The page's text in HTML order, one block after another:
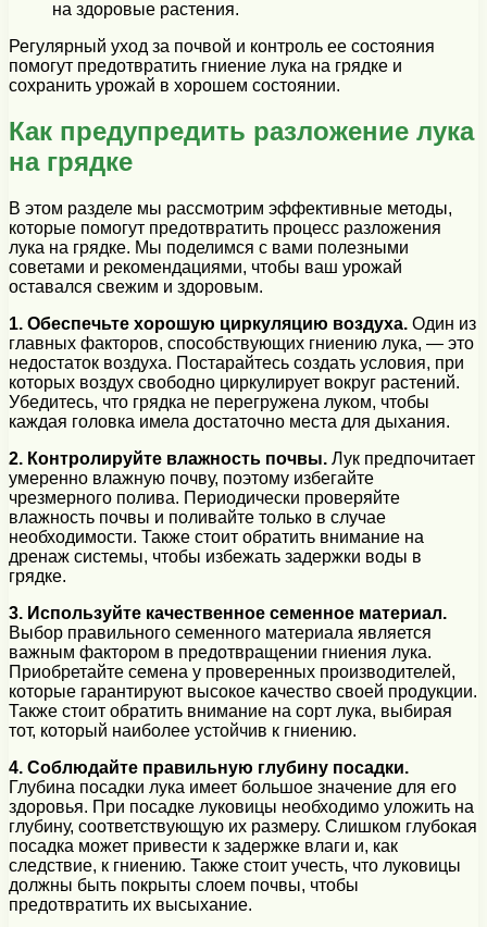
на здоровые растения.
Регулярный уход за почвой и контроль ее состояния
помогут предотвратить гниение лука на грядке и
сохранить урожай в хорошем состоянии.
Как предупредить разложение лука
на грядке
В этом разделе мы рассмотрим эффективные методы,
которые помогут предотвратить процесс разложения
лука на грядке. Мы поделимся с вами полезными
советами и рекомендациями, чтобы ваш урожай
оставался свежим и здоровым.
1. Обеспечьте хорошую циркуляцию воздуха. Один из
главных факторов, способствующих гниению лука, — это
недостаток воздуха. Постарайтесь создать условия, при
которых воздух свободно циркулирует вокруг растений.
Убедитесь, что грядка не перегружена луком, чтобы
каждая головка имела достаточно места для дыхания.
2. Контролируйте влажность почвы. Лук предпочитает
умеренно влажную почву, поэтому избегайте
чрезмерного полива. Периодически проверяйте
влажность почвы и поливайте только в случае
необходимости. Также стоит обратить внимание на
дренаж системы, чтобы избежать задержки воды в
грядке.
3. Используйте качественное семенное материал.
Выбор правильного семенного материала является
важным фактором в предотвращении гниения лука.
Приобретайте семена у проверенных производителей,
которые гарантируют высокое качество своей продукции.
Также стоит обратить внимание на сорт лука, выбирая
тот, который наиболее устойчив к гниению.
4. Соблюдайте правильную глубину посадки.
Глубина посадки лука имеет большое значение для его
здоровья. При посадке луковицы необходимо уложить на
глубину, соответствующую их размеру. Слишком глубокая
посадка может привести к задержке влаги и, как
следствие, к гниению. Также стоит учесть, что луковицы
должны быть покрыты слоем почвы, чтобы
предотвратить их высыхание.